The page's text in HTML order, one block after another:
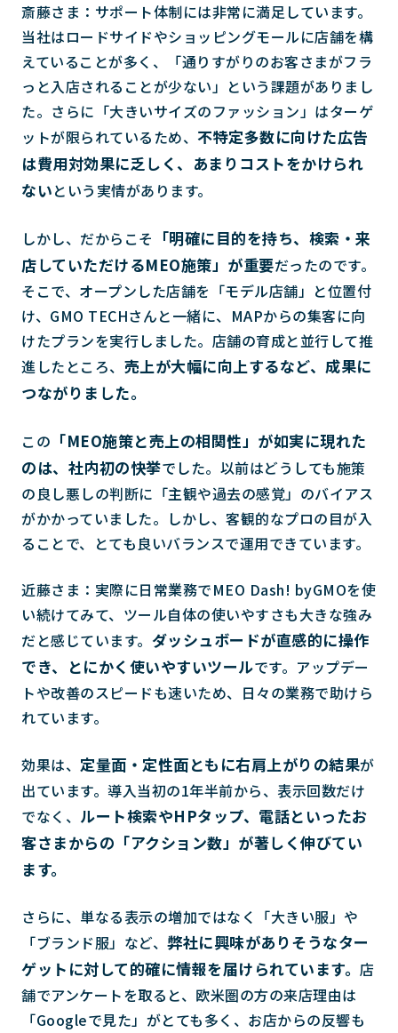
斎藤さま：サポート体制には非常に満足しています。
当社はロードサイドやショッピングモールに店舗を構
えていることが多く、「通りすがりのお客さまがフラ
っと入店されることが少ない」という課題がありまし
た。さらに「大きいサイズのファッション」はターゲ
ットが限られているため、 不特定多数に向けた広告
は費用対効果に乏しく、あまりコストをかけられ
ないという実情があります。
しかし、だからこそ 「明確に目的を持ち、検索・来
店していただけるMEO施策」が重要だったのです。
そこで、オープンした店舗を「モデル店舗」と位置付
け、GMO TECHさんと一緒に、MAPからの集客に向
けたプランを実行しました。店舗の育成と並行して推
進したところ、 売上が大幅に向上するなど、成果に
つながりました。
この 「MEO施策と売上の相関性」が如実に現れた
のは、社内初の快挙でした。以前はどうしても施策
の良し悪しの判断に「主観や過去の感覚」のバイアス
がかかっていました。しかし、客観的なプロの目が入
ることで、とても良いバランスで運用できています。
近藤さま：実際に日常業務でMEO Dash! byGMOを使
い続けてみて、ツール自体の使いやすさも大きな強み
だと感じています。 ダッシュボードが直感的に操作
でき、とにかく使いやすいツールです。アップデー
トや改善のスピードも速いため、日々の業務で助けら
れています。
効果は、 定量面・定性面ともに右肩上がりの結果が
出ています。導入当初の1年半前から、表示回数だけ
でなく、 ルート検索やHPタップ、電話といったお
客さまからの「アクション数」が著しく伸びてい
ます。
さらに、単なる表示の増加ではなく「大きい服」や
「ブランド服」など、 弊社に興味がありそうなター
ゲットに対して的確に情報を届けられています。 店
舗でアンケートを取ると、欧米圏の方の来店理由は
「Googleで見た」がとても多く、お店からの反響も